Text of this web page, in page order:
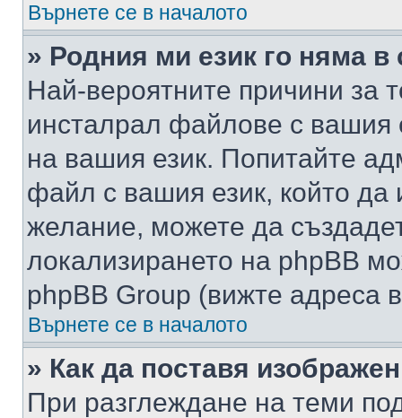
Върнете се в началото
» Родния ми език го няма в
Най-вероятните причини за
инсталрал файлове с вашия
на вашия език. Попитайте
файл с вашия език, който да
желание, можете да
локализирането на phpBB
phpBB Group (вижте адреса
Върнете се в началото
» Как да поставя
При разглеждане на теми